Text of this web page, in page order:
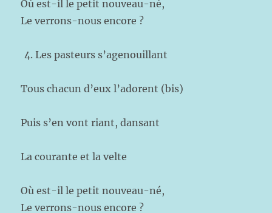
Où est-il le petit nouveau-né,
Le verrons-nous encore ?
Les pasteurs s’agenouillant
Tous chacun d’eux l’adorent (bis)
Puis s’en vont riant, dansant
La courante et la velte
Où est-il le petit nouveau-né,
Le verrons-nous encore ?